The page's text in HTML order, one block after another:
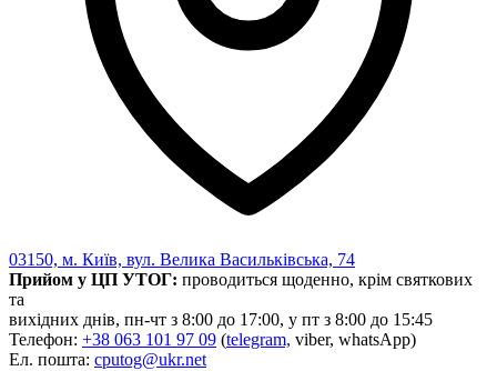
03150, м. Київ, вул. Велика Васильківська, 74
Прийом у ЦП УТОГ: проводиться щоденно, крім святкових
та
вихідних днів, пн-чт з 8:00 до 17:00, у пт з 8:00 до 15:45
Телефон: +38 063 101 97 09 (telegram, viber, whatsApp)
Ел. пошта: cputog@ukr.net